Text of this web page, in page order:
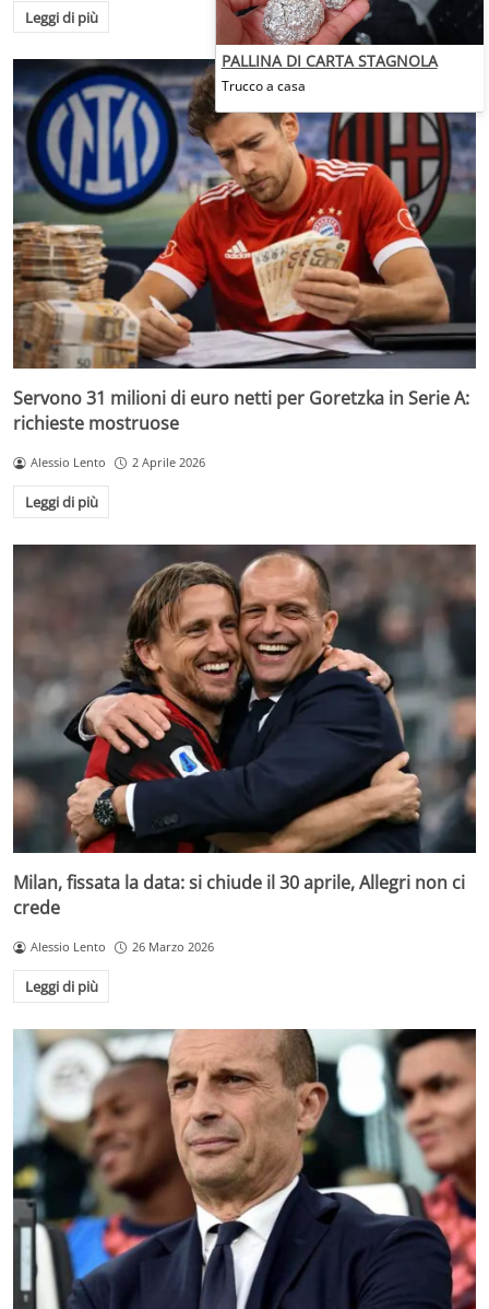
Leggi di più
Servono 31 milioni di euro netti per Goretzka in Serie A:
richieste mostruose
Alessio Lento 2 Aprile 2026
Leggi di più
Milan, fissata la data: si chiude il 30 aprile, Allegri non ci
crede
Alessio Lento 26 Marzo 2026
Leggi di più
PALLINA DI CARTA STAGNOLA
Trucco a casa